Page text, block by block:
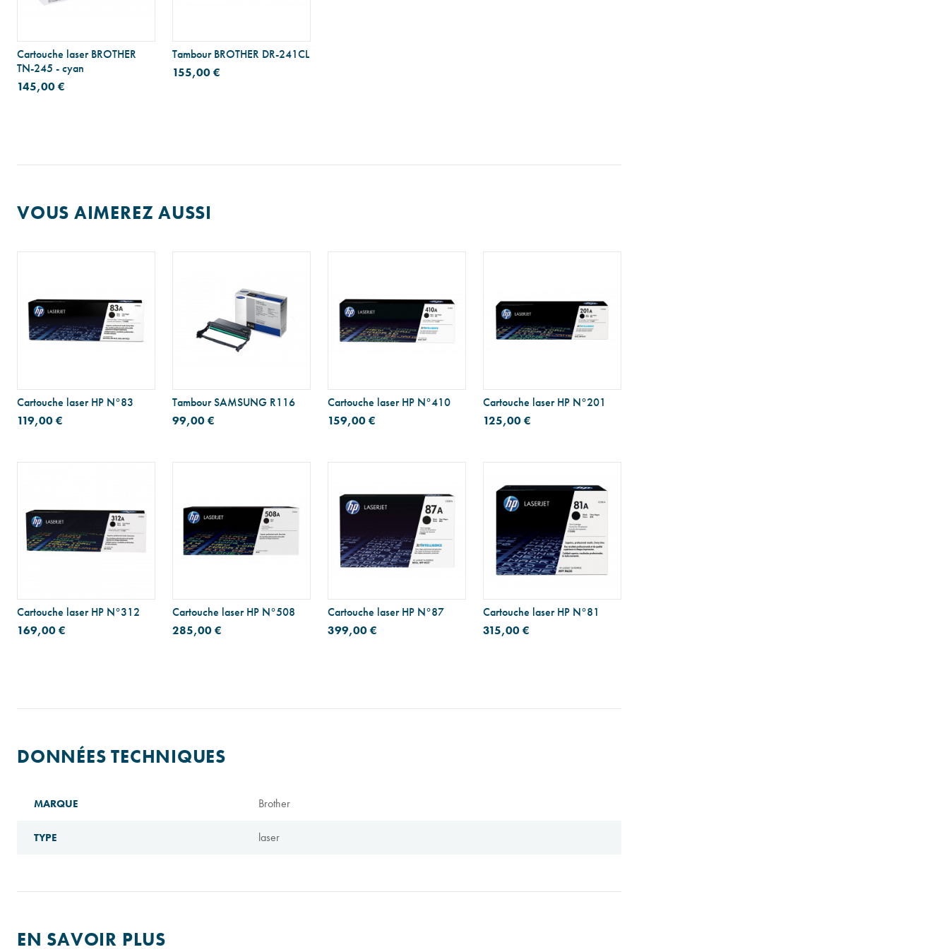
Cartouche laser BROTHER
TN-245 - cyan
145,00 €
Tambour BROTHER DR-241CL
155,00 €
VOUS AIMEREZ AUSSI
Cartouche laser HP N°83
119,00 €
Tambour SAMSUNG R116
99,00 €
Cartouche laser HP N°410
159,00 €
Cartouche laser HP N°201
125,00 €
Cartouche laser HP N°312
169,00 €
Cartouche laser HP N°508
285,00 €
Cartouche laser HP N°87
399,00 €
Cartouche laser HP N°81
315,00 €
DONNÉES TECHNIQUES
MARQUE Brother
TYPE laser
EN SAVOIR PLUS